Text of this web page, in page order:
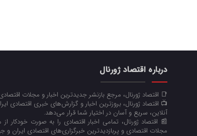
درباره اقتصاد ژورنال
📑 اقتصاد ژورنال، مرجع بازنشر جدیدترین اخبار و مجلات
📺 اقتصاد ژورنال، بروزترین اخبار و گزارش‌های خبری اقتصادی
آنلاین، سریع و آسان در اختیار شما قرار می‌‌دهد.
📰 اقتصاد ژورنال، تمامی اخبار اقتصادی را به صورت خودکار از
مجلات اقتصادی و پربازدیدترین خبرگزاری‌های اقتصادی ایران و